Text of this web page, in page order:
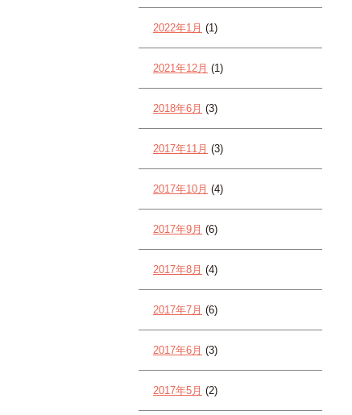
2022年1月 (1)
2021年12月 (1)
2018年6月 (3)
2017年11月 (3)
2017年10月 (4)
2017年9月 (6)
2017年8月 (4)
2017年7月 (6)
2017年6月 (3)
2017年5月 (2)